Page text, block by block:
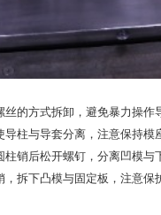
的方式拆卸，避免暴力操作
柱与导套分离，注意保持模
销后松开螺钉，分离凹模与
拆下凸模与固定板，注意保